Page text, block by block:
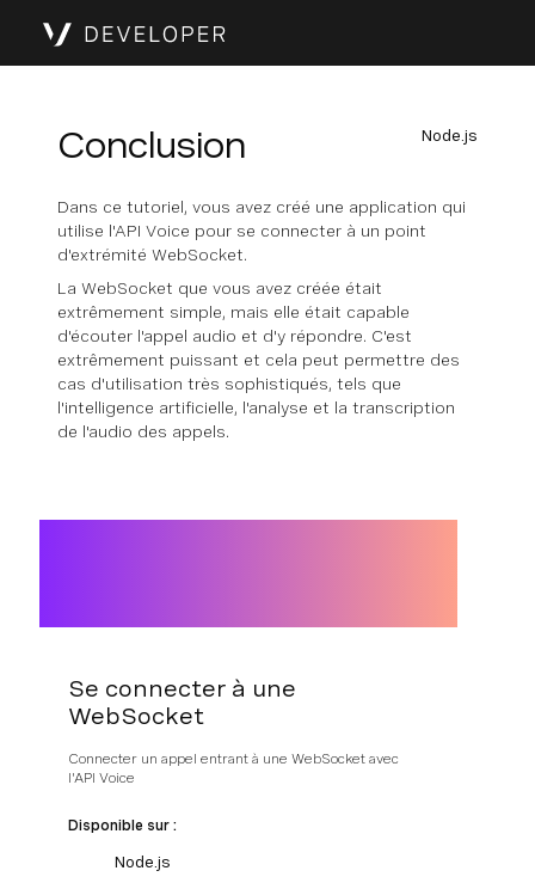
Node.js
Conclusion
Dans ce tutoriel, vous avez créé une application qui
utilise l'API Voice pour se connecter à un point
d'extrémité WebSocket.
La WebSocket que vous avez créée était
extrêmement simple, mais elle était capable
d'écouter l'appel audio et d'y répondre. C'est
extrêmement puissant et cela peut permettre des
cas d'utilisation très sophistiqués, tels que
l'intelligence artificielle, l'analyse et la transcription
de l'audio des appels.
Se connecter à une
WebSocket
Connecter un appel entrant à une WebSocket avec
l'API Voice
Disponible sur :
Node.js